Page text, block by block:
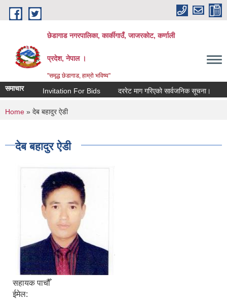
Skip to main content
छेडागाड नगरपालिका, कार्कीगाउँ, जाजरकाेट, कर्णाली
प्रदेश, नेपाल ।
"समृद्ध छेडागाड, हाम्रो भविष्य"
समाचार Invitation For Bids दररेट माग गरिएको सार्वजनिक सूचना।
You are here
Home » देब बहादुर ऐडी
देब बहादुर ऐडी
सहायक पाचौँ
ईमेल: